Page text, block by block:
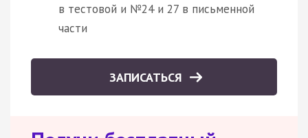
в тестовой и №24 и 27 в письменной
части
ЗАПИСАТЬСЯ